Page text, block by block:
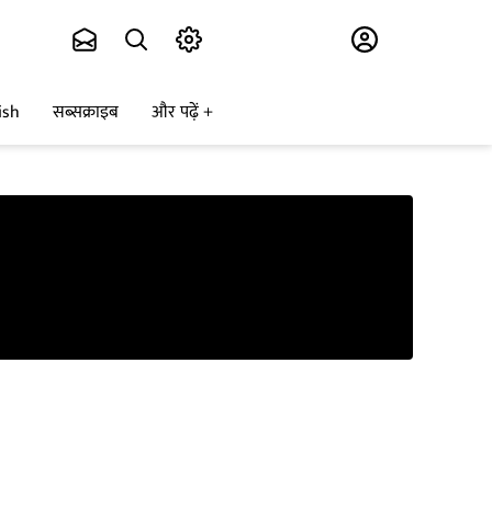
सब्सक्राइब और पढ़ें